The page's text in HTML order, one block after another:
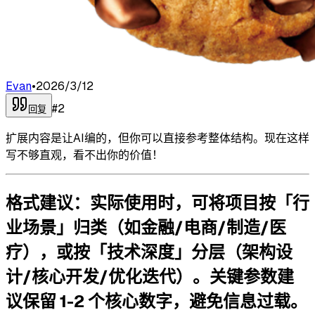
Evan•2026/3/12
回复 #2
扩展内容是让AI编的，但你可以直接参考整体结构。现在这样
写不够直观，看不出你的价值！
格式建议：实际使用时，可将项目按「行
业场景」归类（如金融/电商/制造/医
疗），或按「技术深度」分层（架构设
计/核心开发/优化迭代）。关键参数建
议保留 1-2 个核心数字，避免信息过载。